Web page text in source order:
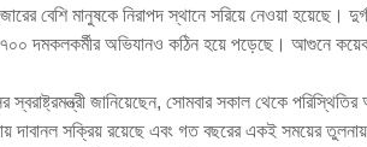
বেশি মানুষকে নিরাপদ স্থানে সরিয়ে নেওয়া হয়েছে।
দমকলকর্মীর অভিযানও কঠিন হয়ে পড়েছে। আগুনে
স্বরাষ্ট্রমন্ত্রী জানিয়েছেন, সোমবার সকাল থেকে
দাবানল সক্রিয় রয়েছে এবং গত বছরের একই সময়ের